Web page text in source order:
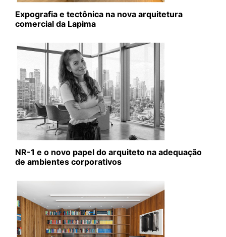
Expografia e tectônica na nova arquitetura
comercial da Lapima
NR-1 e o novo papel do arquiteto na adequação
de ambientes corporativos